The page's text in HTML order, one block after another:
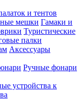
и тентов
мешки Гамаки и
Туристические
палки
Аксессуары
Ручные фонари
устройства к